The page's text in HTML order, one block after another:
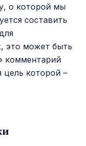
о которой мы
составить
это может быть
комментарий
цель которой –